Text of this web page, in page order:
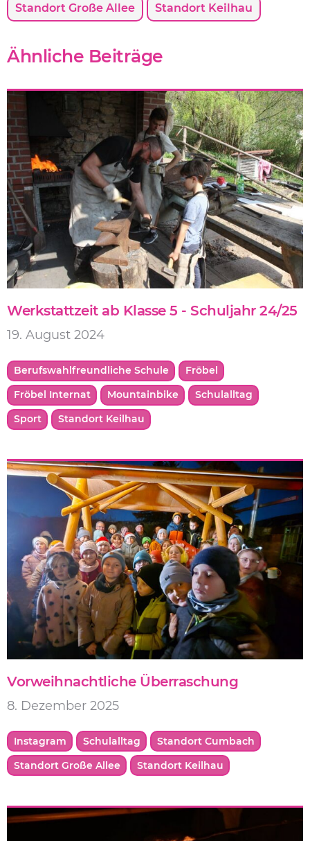
Standort Große Allee Standort Keilhau
Ähnliche Beiträge
Werkstattzeit ab Klasse 5 - Schuljahr 24/25
19. August 2024
Berufswahlfreundliche Schule
Fröbel
Fröbel Internat
Mountainbike
Schulalltag
Sport
Standort Keilhau
Vorweihnachtliche Überraschung
8. Dezember 2025
Instagram Schulalltag
Standort Cumbach
Standort Große Allee
Standort Keilhau